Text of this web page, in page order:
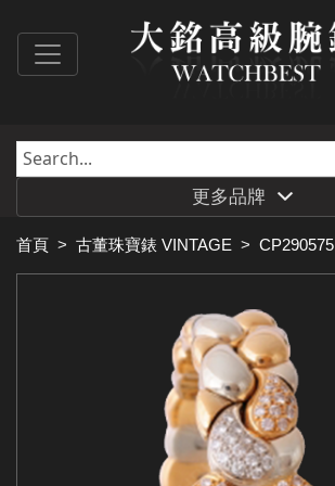
更多品牌
首頁 > 古董珠寶錶 VINTAGE > CP290575